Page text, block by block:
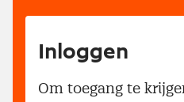
Inloggen
Om toegang te